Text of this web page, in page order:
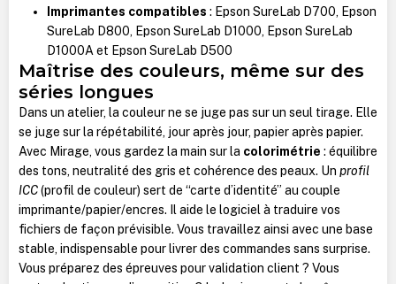
Imprimantes compatibles : Epson SureLab D700, Epson
SureLab D800, Epson SureLab D1000, Epson SureLab
D1000A et Epson SureLab D500
Maîtrise des couleurs, même sur des
séries longues
Dans un atelier, la couleur ne se juge pas sur un seul tirage. Elle
se juge sur la répétabilité, jour après jour, papier après papier.
Avec Mirage, vous gardez la main sur la colorimétrie : équilibre
des tons, neutralité des gris et cohérence des peaux. Un profil
ICC(profil de couleur) sert de “carte d’identité” au couple
imprimante/papier/encres. Il aide le logiciel à traduire vos
fichiers de façon prévisible. Vous travaillez ainsi avec une base
stable, indispensable pour livrer des commandes sans surprise.
Vous préparez des épreuves pour validation client ? Vous